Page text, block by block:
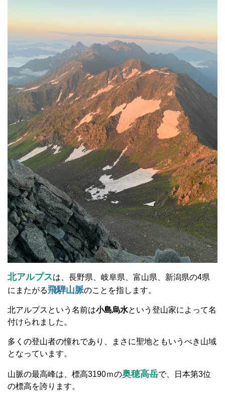
北アルプスは、長野県、岐阜県、富山県、新潟県の4県
にまたがる飛騨山脈のことを指します。
北アルプスという名前は小島烏水という登山家によって名
付けられました。
多くの登山者の憧れであり、まさに聖地ともいうべき山域
となっています。
山脈の最高峰は、標高3190ｍの奥穂高岳で、日本第3位
の標高を誇ります。